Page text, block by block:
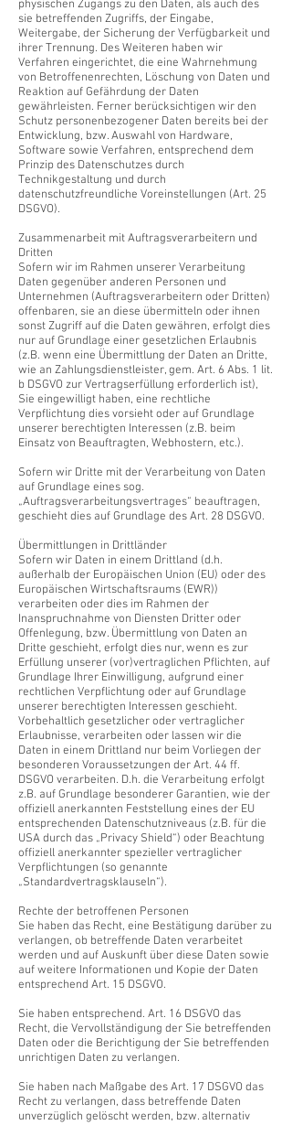
physischen Zugangs zu den Daten, als auch des
sie betreffenden Zugriffs, der Eingabe,
Weitergabe, der Sicherung der Verfügbarkeit und
ihrer Trennung. Des Weiteren haben wir
Verfahren eingerichtet, die eine Wahrnehmung
von Betroffenenrechten, Löschung von Daten und
Reaktion auf Gefährdung der Daten
gewährleisten. Ferner berücksichtigen wir den
Schutz personenbezogener Daten bereits bei der
Entwicklung, bzw. Auswahl von Hardware,
Software sowie Verfahren, entsprechend dem
Prinzip des Datenschutzes durch
Technikgestaltung und durch
datenschutzfreundliche Voreinstellungen (Art. 25
DSGVO).
Zusammenarbeit mit Auftragsverarbeitern und
Dritten
Sofern wir im Rahmen unserer Verarbeitung
Daten gegenüber anderen Personen und
Unternehmen (Auftragsverarbeitern oder Dritten)
offenbaren, sie an diese übermitteln oder ihnen
sonst Zugriff auf die Daten gewähren, erfolgt dies
nur auf Grundlage einer gesetzlichen Erlaubnis
(z.B. wenn eine Übermittlung der Daten an Dritte,
wie an Zahlungsdienstleister, gem. Art. 6 Abs. 1 lit.
b DSGVO zur Vertragserfüllung erforderlich ist),
Sie eingewilligt haben, eine rechtliche
Verpflichtung dies vorsieht oder auf Grundlage
unserer berechtigten Interessen (z.B. beim
Einsatz von Beauftragten, Webhostern, etc.).
Sofern wir Dritte mit der Verarbeitung von Daten
auf Grundlage eines sog.
„Auftragsverarbeitungsvertrages“ beauftragen,
geschieht dies auf Grundlage des Art. 28 DSGVO.
Übermittlungen in Drittländer
Sofern wir Daten in einem Drittland (d.h.
außerhalb der Europäischen Union (EU) oder des
Europäischen Wirtschaftsraums (EWR))
verarbeiten oder dies im Rahmen der
Inanspruchnahme von Diensten Dritter oder
Offenlegung, bzw. Übermittlung von Daten an
Dritte geschieht, erfolgt dies nur, wenn es zur
Erfüllung unserer (vor)vertraglichen Pflichten, auf
Grundlage Ihrer Einwilligung, aufgrund einer
rechtlichen Verpflichtung oder auf Grundlage
unserer berechtigten Interessen geschieht.
Vorbehaltlich gesetzlicher oder vertraglicher
Erlaubnisse, verarbeiten oder lassen wir die
Daten in einem Drittland nur beim Vorliegen der
besonderen Voraussetzungen der Art. 44 ff.
DSGVO verarbeiten. D.h. die Verarbeitung erfolgt
z.B. auf Grundlage besonderer Garantien, wie der
offiziell anerkannten Feststellung eines der EU
entsprechenden Datenschutzniveaus (z.B. für die
USA durch das „Privacy Shield“) oder Beachtung
offiziell anerkannter spezieller vertraglicher
Verpflichtungen (so genannte
„Standardvertragsklauseln“).
Rechte der betroffenen Personen
Sie haben das Recht, eine Bestätigung darüber zu
verlangen, ob betreffende Daten verarbeitet
werden und auf Auskunft über diese Daten sowie
auf weitere Informationen und Kopie der Daten
entsprechend Art. 15 DSGVO.
Sie haben entsprechend. Art. 16 DSGVO das
Recht, die Vervollständigung der Sie betreffenden
Daten oder die Berichtigung der Sie betreffenden
unrichtigen Daten zu verlangen.
Sie haben nach Maßgabe des Art. 17 DSGVO das
Recht zu verlangen, dass betreffende Daten
unverzüglich gelöscht werden, bzw. alternativ